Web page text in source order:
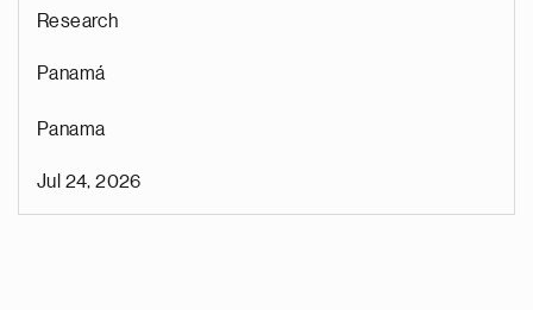
Research
Panamá
Panama
Jul 24, 2026